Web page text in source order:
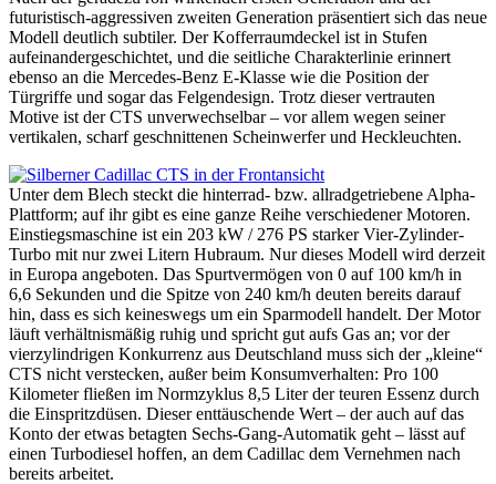
futuristisch-aggressiven zweiten Generation präsentiert sich das neue
Modell deutlich subtiler. Der Kofferraumdeckel ist in Stufen
aufeinandergeschichtet, und die seitliche Charakterlinie erinnert
ebenso an die Mercedes-Benz E-Klasse wie die Position der
Türgriffe und sogar das Felgendesign. Trotz dieser vertrauten
Motive ist der CTS unverwechselbar – vor allem wegen seiner
vertikalen, scharf geschnittenen Scheinwerfer und Heckleuchten.
Unter dem Blech steckt die hinterrad- bzw. allradgetriebene Alpha-
Plattform; auf ihr gibt es eine ganze Reihe verschiedener Motoren.
Einstiegsmaschine ist ein 203 kW / 276 PS starker Vier-Zylinder-
Turbo mit nur zwei Litern Hubraum. Nur dieses Modell wird derzeit
in Europa angeboten. Das Spurtvermögen von 0 auf 100 km/h in
6,6 Sekunden und die Spitze von 240 km/h deuten bereits darauf
hin, dass es sich keineswegs um ein Sparmodell handelt. Der Motor
läuft verhältnismäßig ruhig und spricht gut aufs Gas an; vor der
vierzylindrigen Konkurrenz aus Deutschland muss sich der „kleine“
CTS nicht verstecken, außer beim Konsumverhalten: Pro 100
Kilometer fließen im Normzyklus 8,5 Liter der teuren Essenz durch
die Einspritzdüsen. Dieser enttäuschende Wert – der auch auf das
Konto der etwas betagten Sechs-Gang-Automatik geht – lässt auf
einen Turbodiesel hoffen, an dem Cadillac dem Vernehmen nach
bereits arbeitet.